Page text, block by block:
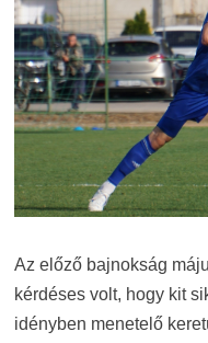
Az előző bajnokság
kérdéses volt, hogy kit
idényben menetelő